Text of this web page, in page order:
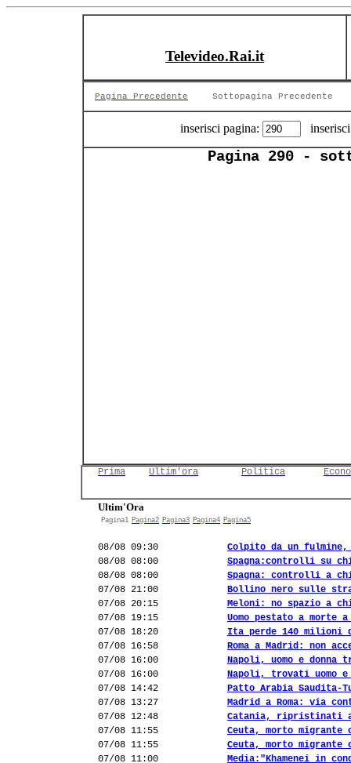
Televideo.Rai.it
Pagina Precedente Sottopagina Precedente
inserisci pagina:
Pagina 290 -
Prima Ultim'ora Politica
Ultim'Ora
Pagina1 Pagina2 Pagina3 Pagina4 Pagina5
08/08 09:30
Colpito da un fulmine,
08/08 08:00
Spagna:controlli su
08/08 08:00
Spagna: controlli a
07/08 21:00
Bollino nero sulle
07/08 20:15
Meloni: no spazio a
07/08 19:15
Uomo pestato a morte
07/08 18:20
Ita perde 140 milioni
07/08 16:58
Roma a Madrid: non
07/08 16:00
Napoli, uomo e donna
07/08 16:00
Napoli, trovati uomo e
07/08 14:42
Patto Arabia Saudita-
07/08 13:27
Madrid a Roma: via
07/08 12:48
Catania, ripristinati
07/08 11:55
Ceuta, morto migrante
07/08 11:55
Ceuta, morto migrante
07/08 11:00
Media:"Khamenei in